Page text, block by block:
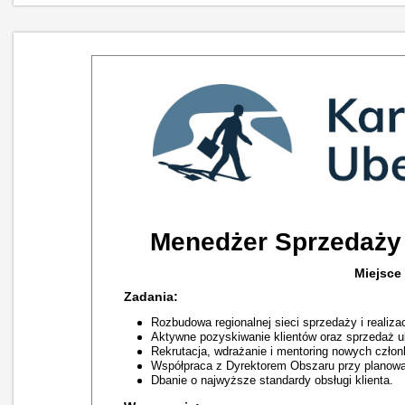
Menedżer
Miejsce
Zadania:
Rozbudowa regionalnej sieci sprzedaży i
Aktywne pozyskiwanie klientów oraz sprzedaż
Rekrutacja, wdrażanie i mentoring nowych
Współpraca z Dyrektorem Obszaru przy
Dbanie o najwyższe standardy obsługi klienta.